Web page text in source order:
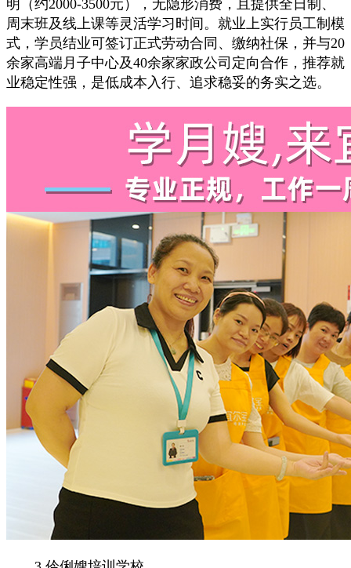
明（约2000-3500元），无隐形消费，且提供全日制、
周末班及线上课等灵活学习时间。就业上实行员工制模
式，学员结业可签订正式劳动合同、缴纳社保，并与20
余家高端月子中心及40余家家政公司定向合作，推荐就
业稳定性强，是低成本入行、追求稳妥的务实之选。